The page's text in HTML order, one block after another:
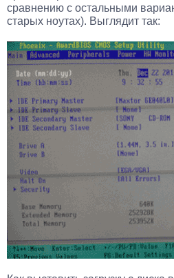
сравнению с остальными
старых ноутах). Выглядит так: